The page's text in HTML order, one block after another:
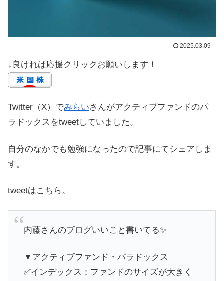
2025.03.09
↓良ければ応援クリックお願いします！
Twitter（X）でみらいさんがアクティブファンドのパ
ラドックスをtweetしていました。
自分のなかでも勉強になったので記事にてシェアしま
す。
tweetはこちら。
内藤さんのブログいいこと書いてる✨
▼アクティブファンド・パラドックス
✅インデックス：ファンドのサイズが大きく